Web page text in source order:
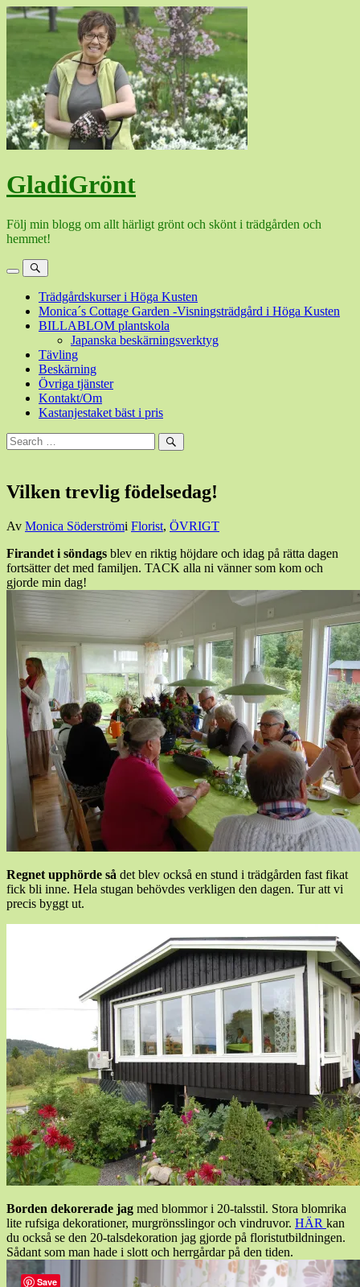
Hoppa
GladiGrönt
Följ min blogg om allt härligt grönt och skönt i trädgården och
hemmet!
MenySök
Trädgårdskurser i Höga Kusten
Monica´s Cottage Garden -Visningsträdgård i Höga Kusten
BILLABLOM plantskola
Japanska beskärningsverktyg
Tävling
Beskärning
Övriga tjänster
Kontakt/Om
Kastanjestaket bäst i pris
Sök
efter:
Sök
Vilken trevlig födelsedag!
Den
september,
20133
september,
2013
Av Monica Söderströmi Florist, ÖVRIGT
Firandet i söndags blev en riktig höjdare och idag på rätta dagen
fortsätter det med familjen. TACK alla ni vänner som kom och
gjorde min dag!
Regnet upphörde så det blev också en stund i trädgården fast fikat
fick bli inne. Hela stugan behövdes verkligen den dagen. Tur att vi
precis byggt ut.
Borden dekorerade jag med blommor i 20-talsstil. Stora blomrika
lite rufsiga dekorationer, murgrönsslingor och vindruvor. HÄR kan
du också se den 20-talsdekoration jag gjorde på floristutbildningen.
Sådant som man hade i slott och herrgårdar på den tiden.
Save